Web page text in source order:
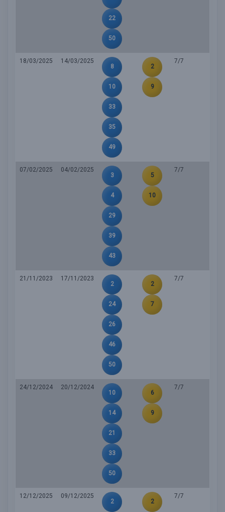
22
50
18/03/2025
14/03/2025
8
10
33
35
49
2
9
7/7
07/02/2025
04/02/2025
3
4
29
39
43
5
10
7/7
21/11/2023
17/11/2023
2
24
26
46
50
2
7
7/7
24/12/2024
20/12/2024
10
14
21
33
50
6
9
7/7
12/12/2025
09/12/2025
2
2
7/7